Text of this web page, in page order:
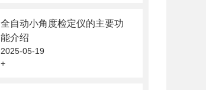
全自动小角度检定仪的主要功
能介绍
2025-05-19
+